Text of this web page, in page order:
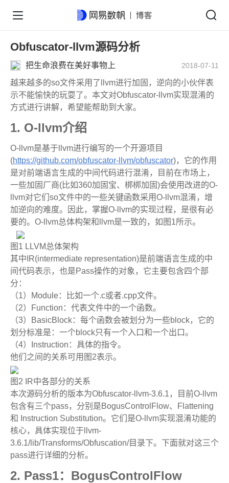
Obfuscator-llvm源码分析
把生命浪费在美好事物上 2018-07-11
越来越多的so文件采用了 llvm进行加固，逆向的小伙伴表
示不能愉快的玩耍了。本文对Obfuscator-llvm实现混淆的
方式进行讲解，希望能帮助到大家。
1. O-llvm介绍
O-llvm是基于 llvm进行编写的一个开源项目
(https://github.com/obfuscator-llvm/obfuscator)，它的作用
是对前端语言生成的中间代码进行混淆，目前在市场上，
一些加固厂商(比如360加固宝、梆梆加固)会使用改进的O-
llvm对它们 so文件中的一些关键函数采用O-llvm混淆，增
加逆向的难度。因此，掌握O-llvm的实现过程，是很有必
要的。 O-llvm总体构架和llvm是一致的，如图1所示。
图 1 LLVM总体架构
其中 IR(intermediate representation)是前端语言生成的中
间代码表示，也是Pass操作的对象，它主要包含四个部
分：
（1） Module：比如一个.c或者.cpp文件。
（2） Function ：代表文件中的一个函数。
（3） BasicBlock：每个函数会被划分为一些block，它的
划分标准是：一个block只有一个入口和一个出口。
（4） Instruction ：具体的指令。
他们之间的关系可用图 2表示。
图 2 IR中各部分的关系
本次源码分析的版本为Obfuscator-llvm-3.6.1 ，目前O-llvm
包含有三个pass，分别是BogusControlFlow、
Flattening
和
Instruction Substitution。它们是O-llvm实现混淆功能的
核心，具体实现位于 llvm-
3.6.1/lib/Transforms/Obfuscation/目录下。下面就对这三个
pass进行详细的分析。
2. Pass1： BogusControlFlow